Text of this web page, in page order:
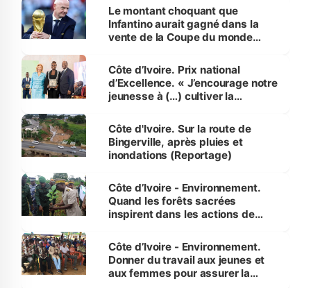
Le montant choquant que
Infantino aurait gagné dans la
vente de la Coupe du monde
Côte d’Ivoire. Prix national
d’Excellence. « J’encourage notre
jeunesse à (…) cultiver la
(Alassane Ouattara
Côte d'Ivoire. Sur la route de
Bingerville, après pluies et
inondations (Reportage)
Côte d’Ivoire - Environnement.
Quand les forêts sacrées
inspirent dans les actions de
Côte d’Ivoire - Environnement.
Donner du travail aux jeunes et
aux femmes pour assurer la